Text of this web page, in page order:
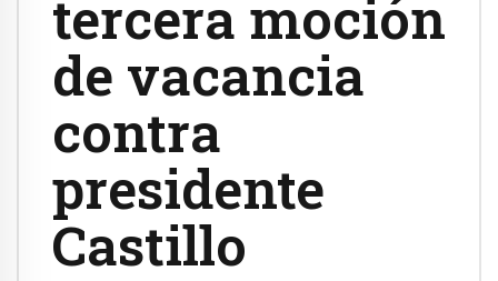
tercera moción
de vacancia
contra
presidente
Castillo